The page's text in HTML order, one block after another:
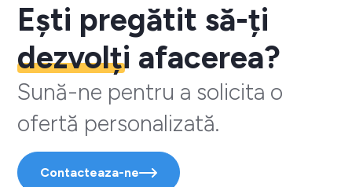
Ești pregătit să-ți
dezvolți afacerea?
Sună-ne pentru a solicita o
ofertă personalizată.
Contacteaza-ne